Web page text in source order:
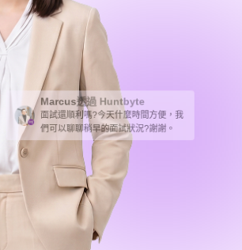
Marcus透過 Huntbyte
面試還順利嗎?今天什麼時間方便，我
們可以聊聊稍早的面試狀況?謝謝。